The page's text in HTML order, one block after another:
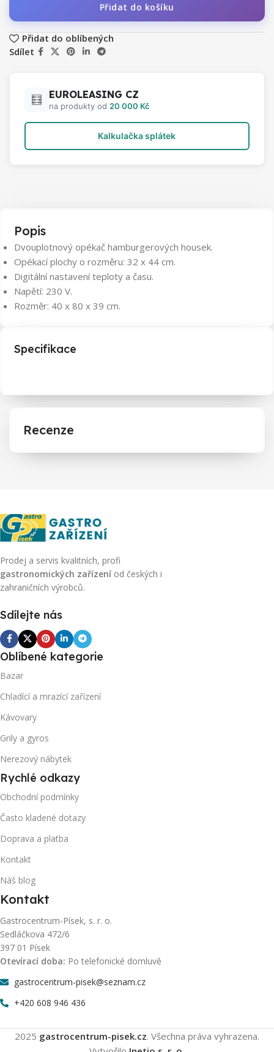
Přidat do košíku
Přidat do oblíbených
Sdílet
🧮 EUROLEASING CZ
na produkty od 20 000 Kč
Kalkulačka splátek
Popis
Dvouplotnový opékač hamburgerových housek.
Opékací plochy o rozměru: 32 x 44 cm.
Digitální nastavení teploty a času.
Napětí: 230 V.
Rozměr: 40 x 80 x 39 cm.
Specifikace
Recenze
Prodej a servis kvalitních, profi
gastronomických zařízení od českých i
zahraničních výrobců.
Sdílejte nás
Oblíbené kategorie
Bazar
Chladící a mrazící zařízení
Kávovary
Grily a gyros
Nerezový nábytek
Rychlé odkazy
Obchodní podmínky
Často kladené dotazy
Doprava a platba
Kontakt
Náš blog
Kontakt
Gastrocentrum-Písek, s. r. o.
Sedláčkova 472/6
397 01 Písek
Otevírací doba: Po telefonické domluvě
gastrocentrum-pisek@seznam.cz
+420 608 946 436
2025 gastrocentrum-pisek.cz. Všechna práva vyhrazena.